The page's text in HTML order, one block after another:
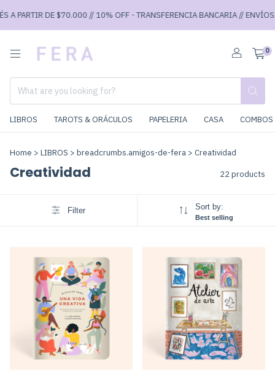
PARTIR DE $70.000 // 10% OFF - TRANSFERENCIA BANCARIA // ENVÍOS
0
LIBROS TAROTS & ORÁCULOS PAPELERIA CASA
Home > LIBROS > breadcrumbs.amigos-de-fera > Creatividad
Creatividad 22 products
Filter Sort by:
Best selling